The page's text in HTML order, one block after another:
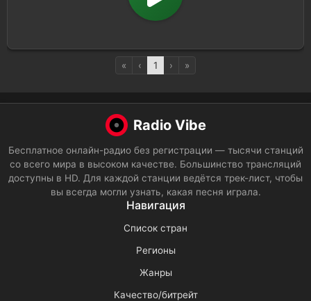
« ‹ 1 › »
Radio Vibe
Бесплатное онлайн-радио без регистрации — тысячи станций
со всего мира в высоком качестве. Большинство трансляций
доступны в HD. Для каждой станции ведётся трек-лист, чтобы
вы всегда могли узнать, какая песня играла.
Навигация
Список стран
Регионы
Жанры
Качество/битрейт